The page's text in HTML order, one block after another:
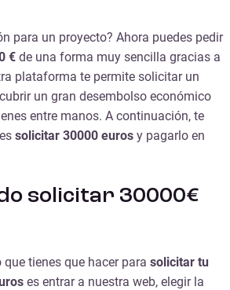
para un proyecto? Ahora puedes pedir
€ de una forma muy sencilla gracias a
plataforma te permite solicitar un
un gran desembolso económico
entre manos. A continuación, te
solicitar 30000 euros y pagarlo en
solicitar 30000€
tienes que hacer para solicitar tu
es entrar a nuestra web, elegir la